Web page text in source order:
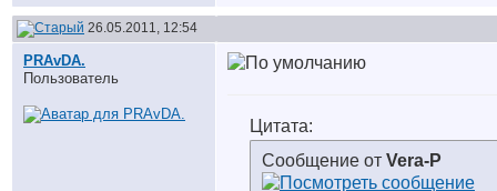
26.05.2011, 12:54
PRAvDA.
Пользователь
Цитата:
Сообщение от Vera-P